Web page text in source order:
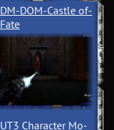
DM-DOM-Castle of­
Fate
UT3 Character Mo­